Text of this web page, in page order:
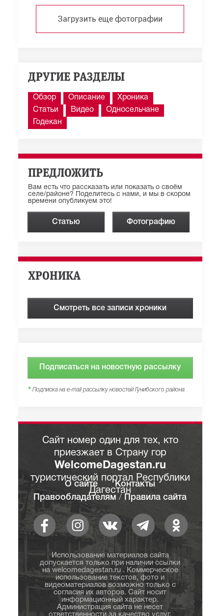
Загрузить еще фотографии
ДРУГИЕ РАЗДЕЛЫ
Обзор Описание
Хроника
Статьи
Видео
Односельчане
Годекан
ПРЕДЛОЖИТЬ
Вам есть что рассказать или показать о своём
селе/районе? Поделитесь с нами, и мы в скором
времени опубликуем это!
Статью Фотографию
ХРОНИКА
Смотреть все записи хроники
Подписаться на новостную рассылку
*Подписка на e-mail рассылку новостей Гунибского района
Сайт номер один для тех, кто
приезжает в Страну гор
WelcomeDagestan.ru
туристический портал Республики
Дагестан
О сайте
Контакты
Правообладателям / Правила сайта
Использование материалов сайта
допускается только при наличии ссылки
на welcomedagestan.ru . Коммерческое
использование текстов, фото и
видеоматериалов возможно только с
согласия их авторов. Сайт носит
информационный характер.
Администрация сайта не несет
ответственности за качество услуг,